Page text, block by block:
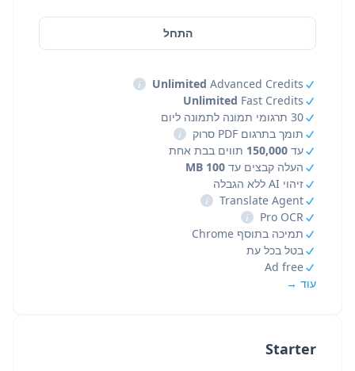
Starter
התחל
Unlimited Advanced Credits
i
Unlimited Fast Credits
30 תרגומי תמונה לתמונה ליום
תומך בתרגום PDF סרוק
i
עד 150,000 תווים בבת אחת
העלה קבצים עד 100 MB
זיהוי AI ללא הגבלה
Translate Agent
i
Pro OCR
i
תמיכה בתוסף Chrome
בטל בכל עת
Ad free
עוד →